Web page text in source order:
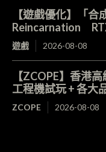
【遊戲優化】「
Reincarnation
遊戲 2026-08-08
【ZCOPE】香港
工程機試玩 + 各大
ZCOPE 2026-08-08